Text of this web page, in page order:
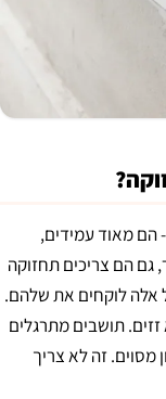
- הם מאוד עמידים,
גם הם צריכים תחזוקה
אלה לוקחים את שלהם.
תושבים מתרגלים
מסוים. זה לא צריך